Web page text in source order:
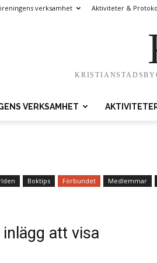
verksamhet Aktiviteter &
VERKSAMHET
Boktips Förbundet Medlemmar
att visa